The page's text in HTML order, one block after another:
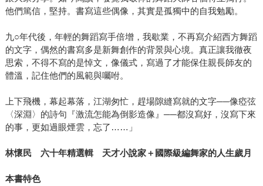
他們篤信，堅持。書寫這些偶像，其實是孤獨中的自我勉勵。
九○年代後，年輕的舞蹈寫手倍增，我歇業，不再寫介紹西方舞蹈
的文字，偶然的書寫多是新舞創作的背景與心境。真正讓我徹夜
思索，不得不寫的是悼文，像儀式，寫過了才能保住親長師友的
體溫，記住他們的風範與囑咐。
上下飛機，幕起幕落，江湖匆忙，趕場隙縫寫就的文字──像瘂弦
〈深淵〉的詩句『激流怎能為倒影造像』──都沒寫好，沒寫下來
的事，更如過眼煙雲，忘了……」
林懷民 六十年精選輯 天才小說家＋國際級編舞家的人生歲月
本書特色